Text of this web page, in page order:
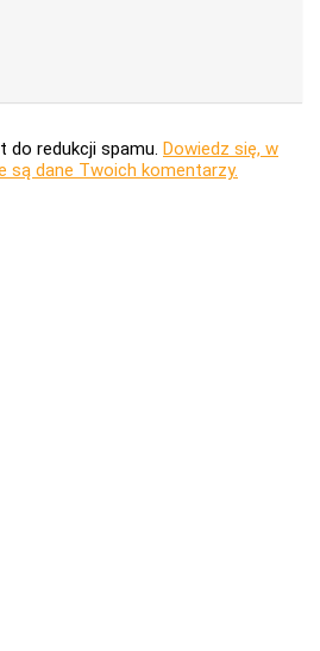
do redukcji spamu. Dowiedz się, w
są dane Twoich komentarzy.